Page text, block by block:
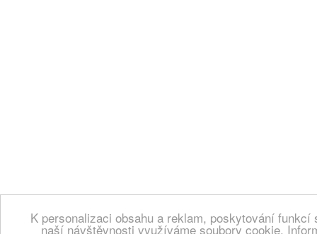
K personalizaci obsahu a reklam, poskytování
naší návštěvnosti využíváme soubory cookie.